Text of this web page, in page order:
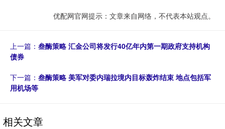
优配网官网提示：文章来自网络，不代表本站观点。
上一篇： 叁酶策略 汇金公司将发行40亿年内第一期政府支持机构
债券
下一篇： 叁酶策略 美军对委内瑞拉境内目标轰炸结束 地点包括军
用机场等
相关文章